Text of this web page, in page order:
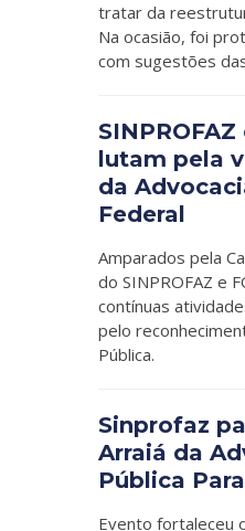
tratar da
Na ocasião, foi
com sugestões
lutam pela
da
Federal
Amparados pela
do SINPROFAZ e
contínuas
pelo
Pública.
Sinprofaz
Arraiá da
Pública
Evento fortaleceu